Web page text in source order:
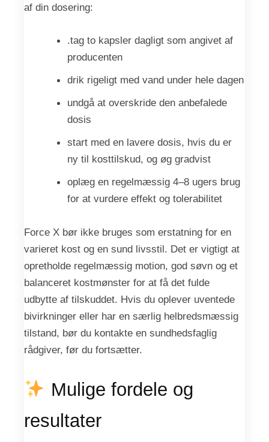
af din dosering:
.tag to kapsler dagligt som angivet af
producenten
drik rigeligt med vand under hele dagen
undgå at overskride den anbefalede
dosis
start med en lavere dosis, hvis du er
ny til kosttilskud, og øg gradvist
oplæg en regelmæssig 4–8 ugers brug
for at vurdere effekt og tolerabilitet
Force X bør ikke bruges som erstatning for en
varieret kost og en sund livsstil. Det er vigtigt at
opretholde regelmæssig motion, god søvn og et
balanceret kostmønster for at få det fulde
udbytte af tilskuddet. Hvis du oplever uventede
bivirkninger eller har en særlig helbredsmæssig
tilstand, bør du kontakte en sundhedsfaglig
rådgiver, før du fortsætter.
Mulige fordele og
resultater